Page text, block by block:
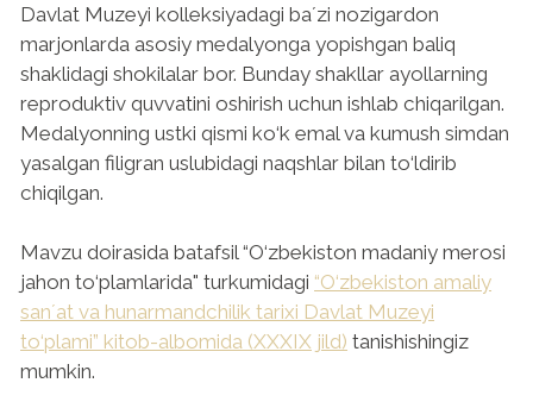
Davlat Muzeyi kolleksiyadagi baʼzi nozigardon
marjonlarda asosiy medalyonga yopishgan baliq
shaklidagi shokilalar bor. Bunday shakllar ayollarning
reproduktiv quvvatini oshirish uchun ishlab chiqarilgan.
Medalyonning ustki qismi ko‘k emal va kumush simdan
yasalgan filigran uslubidagi naqshlar bilan to‘ldirib
chiqilgan.
Mavzu doirasida batafsil “O‘zbekiston madaniy merosi
jahon to‘plamlarida" turkumidagi “O‘zbekiston amaliy
sanʼat va hunarmandchilik tarixi Davlat Muzeyi
to‘plami” kitob-albomida (XXXIX jild) tanishishingiz
mumkin.